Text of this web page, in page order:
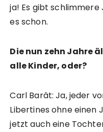
ja! Es gibt
es schon.
Die nun zehn Jahre
alle Kinder, oder?
Carl Barât: Ja, jeder
Libertines ohne einen
jetzt auch eine